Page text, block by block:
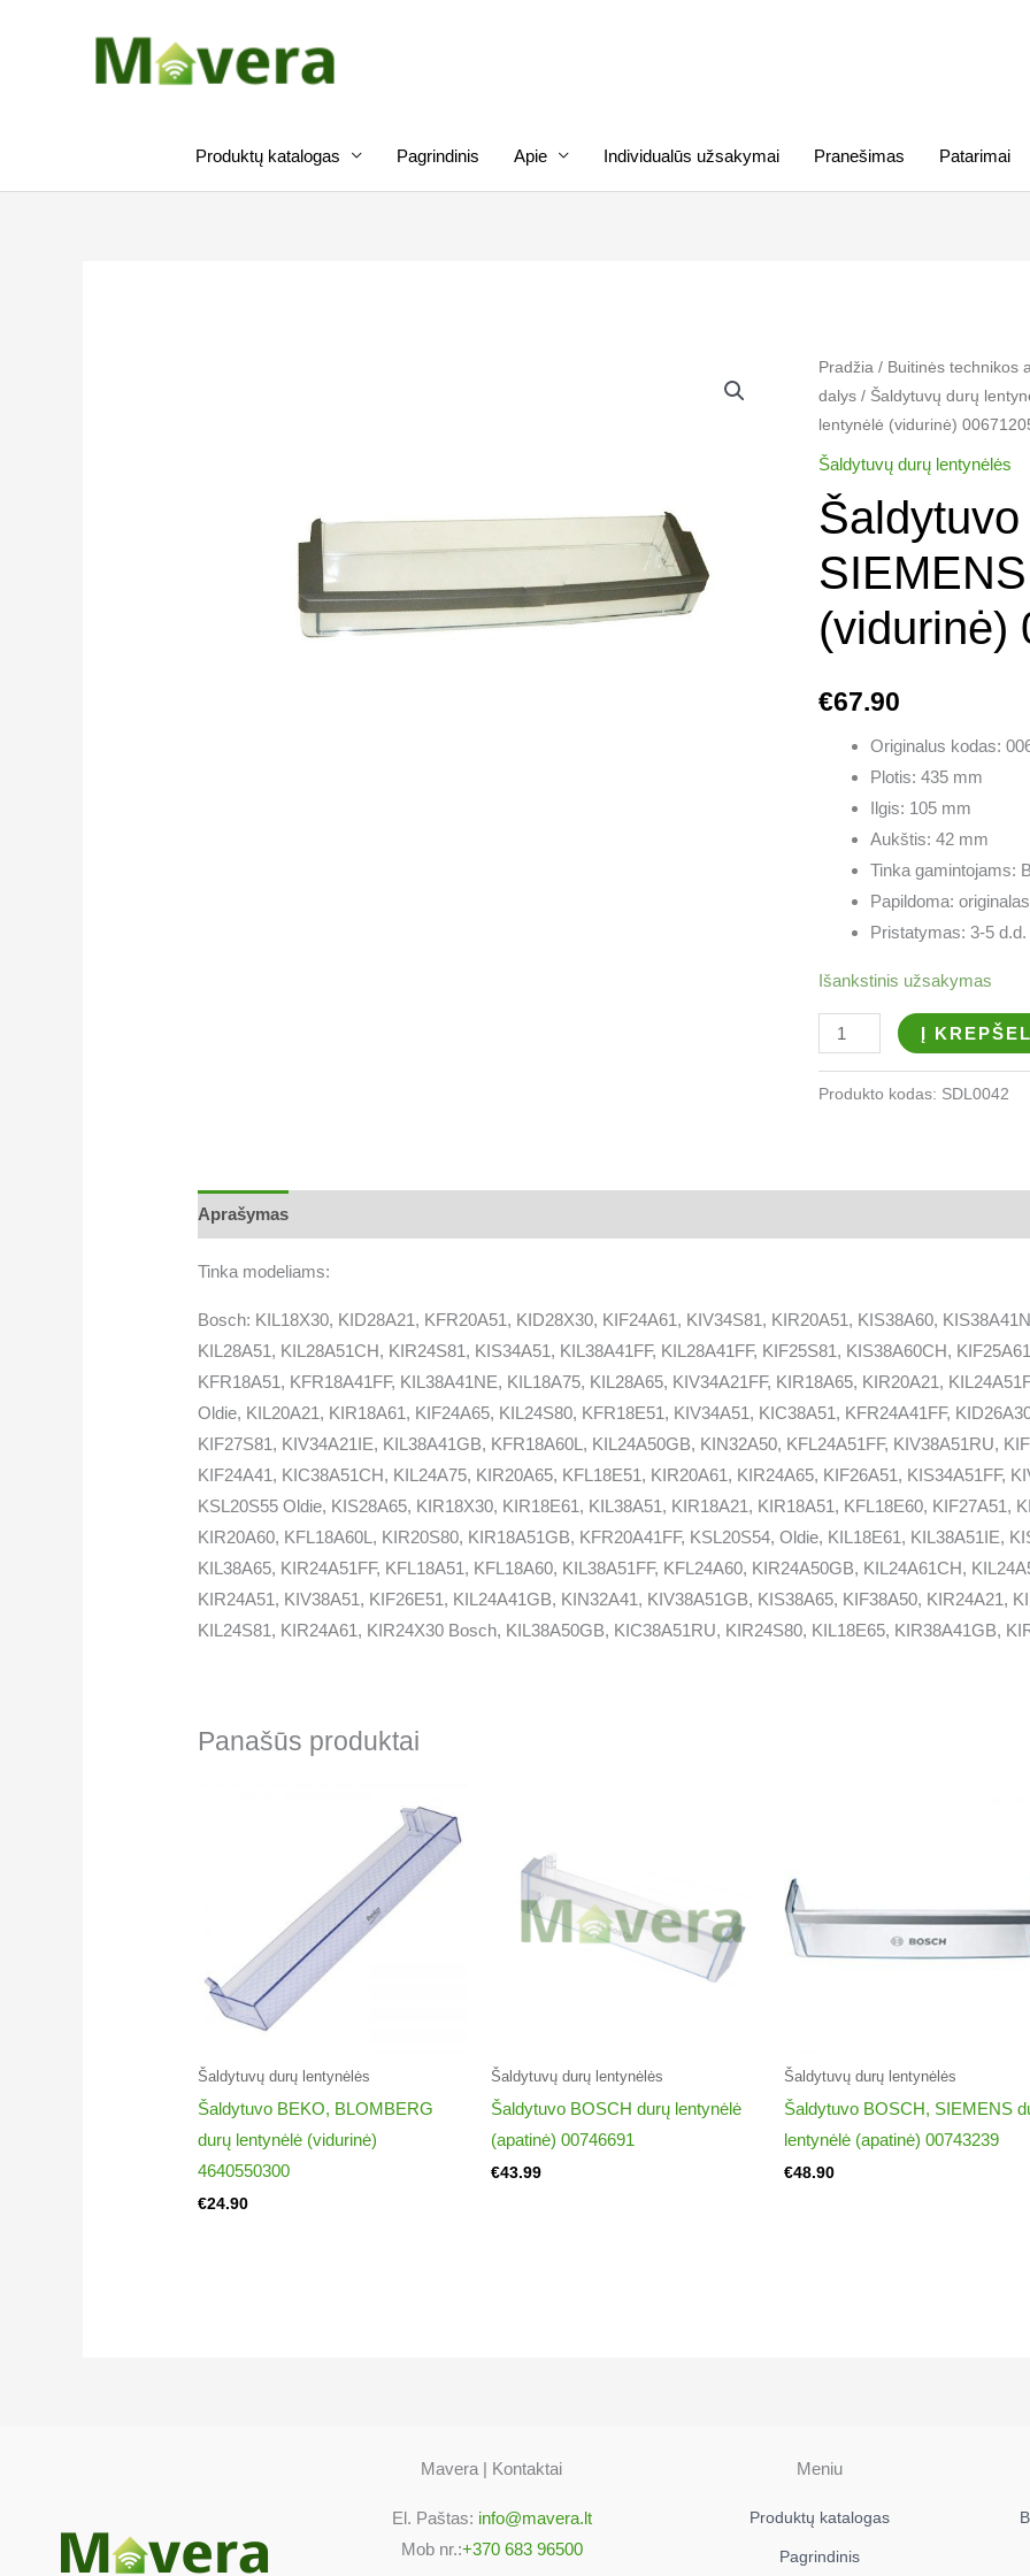
Produktų katalogas Pagrindinis Apie Individualūs užsakymai Pranešimas Patarimai
Pradžia / Buitinės technikos
dalys / Šaldytuvų durų
lentynėlė (vidurinė)
Šaldytuvų durų lentynėlės
(vidurinė)
€67.90
Originalus kodas:
Plotis: 435 mm
Ilgis: 105 mm
Aukštis: 42 mm
Tinka gamintojams:
Papildoma: originalas
Pristatymas: 3-5 d.d.
Išankstinis užsakymas
produkto
kiekis:
Šaldytuvo
BOSCH,
SIEMENS
durų
lentynėlė
(vidurinė)
00671205
Į
Produkto kodas: SDL0042
Aprašymas
Tinka modeliams:
Bosch: KIL18X30, KID28A21, KFR20A51, KID28X30, KIF24A61, KIV34S81, KIR20A51, KIS38A60,
KIL28A51, KIL28A51CH, KIR24S81, KIS34A51, KIL38A41FF, KIL28A41FF, KIF25S81, KIS38A60CH,
KFR18A51, KFR18A41FF, KIL38A41NE, KIL18A75, KIL28A65, KIV34A21FF, KIR18A65, KIR20A21,
Oldie, KIL20A21, KIR18A61, KIF24A65, KIL24S80, KFR18E51, KIV34A51, KIC38A51, KFR24A41FF,
KIF27S81, KIV34A21IE, KIL38A41GB, KFR18A60L, KIL24A50GB, KIN32A50, KFL24A51FF, KIV38A51RU,
KIF24A41, KIC38A51CH, KIL24A75, KIR20A65, KFL18E51, KIR20A61, KIR24A65, KIF26A51, KIS34A51FF,
KSL20S55 Oldie, KIS28A65, KIR18X30, KIR18E61, KIL38A51, KIR18A21, KIR18A51, KFL18E60, KIF27A51,
KIR20A60, KFL18A60L, KIR20S80, KIR18A51GB, KFR20A41FF, KSL20S54, Oldie, KIL18E61, KIL38A51IE,
KIL38A65, KIR24A51FF, KFL18A51, KFL18A60, KIL38A51FF, KFL24A60, KIR24A50GB, KIL24A61CH,
KIR24A51, KIV38A51, KIF26E51, KIL24A41GB, KIN32A41, KIV38A51GB, KIS38A65, KIF38A50, KIR24A21,
KIL24S81, KIR24A61, KIR24X30 Bosch, KIL38A50GB, KIC38A51RU, KIR24S80, KIL18E65, KIR38A41GB,
KSL20S57, Oldie, KIL18A61CH, KIR18E51, KFR18A60, KIV32A41GB, KIF25A65, KIR38A41, KIL24A61FF,
Panašūs produktai
Šaldytuvų durų lentynėlės
Šaldytuvo BEKO, BLOMBERG
durų lentynėlė (vidurinė)
4640550300
€24.90
Šaldytuvų durų lentynėlės
Šaldytuvo BOSCH durų lentynėlė
(apatinė) 00746691
€43.99
Šaldytuvų durų lentynėlės
Šaldytuvo BOSCH, SIEMENS
lentynėlė (apatinė) 00743239
€48.90
Mavera | Kontaktai
El. Paštas: info@mavera.lt
Mob nr.:+370 683 96500
Meniu
Produktų katalogas
Pagrindinis